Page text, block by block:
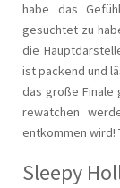
habe das
gesuchtet zu
die
ist packend und
das große Finale
rewatchen
entkommen wird!
Sleepy